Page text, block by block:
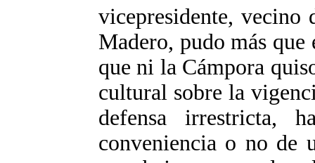
vicepresidente, vecino
Madero, pudo más
que ni la Cámpora
cultural sobre la
defensa irrestricta,
conveniencia o no de